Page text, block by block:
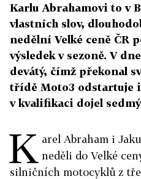
Karlu Abrahamovi to v
vlastních slov,
nedělní Velké ceně ČR
výsledek v sezoně. V
devátý, čímž překonal
třídě Moto3 odstartuje
v kvalifikaci dojel
K arel Abraham i
neděli do Velké
silničních motocyklů z